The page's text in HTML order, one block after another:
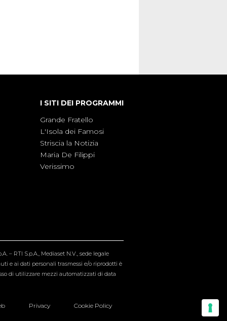
I SITI DEI PROGRAMMI
Grande Fratello
L'Isola dei Famosi
Striscia la Notizia
Maria De Filippi
Verissimo
– RTI S.p.A., Mediaset N.V., sede legale
e ai dati personali trasmessi e/o riprodotti è
di utilizzare mezzi automatizzati di data
Privacy Cookie Policy